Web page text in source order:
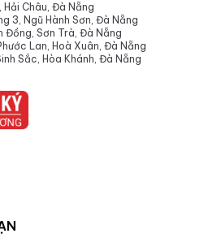
Hải Châu, Đà Nẵng
3, Ngũ Hành Sơn, Đà Nẵng
Đồng, Sơn Trà, Đà Nẵng
Lan, Hoà Xuân, Đà Nẵng
Sắc, Hòa Khánh, Đà Nẵng